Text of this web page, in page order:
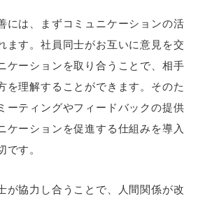
には、まずコミュニケーションの活
ます。社員同士がお互いに意見を交
ケーションを取り合うことで、相手
を理解することができます。そのた
ーティングやフィードバックの提供
ケーションを促進する仕組みを導入
です。
が協力し合うことで、人間関係が改